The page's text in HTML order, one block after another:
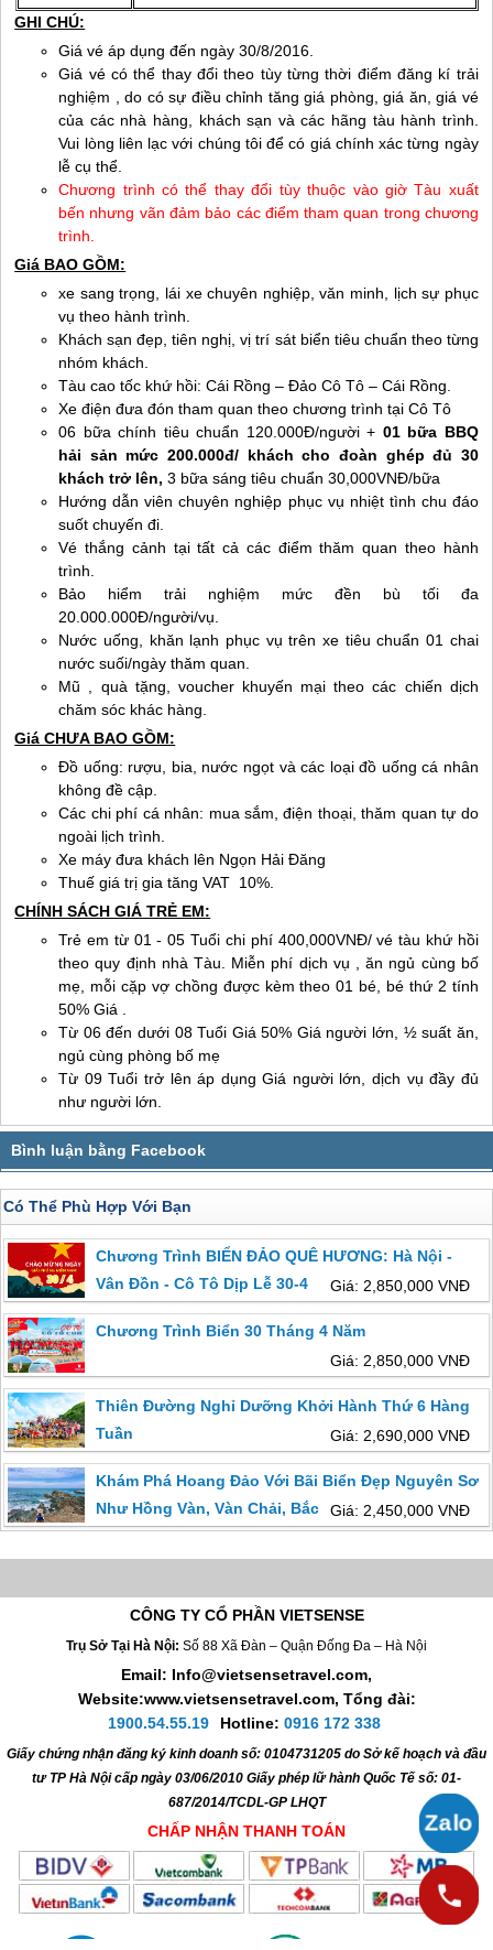
GHI CHÚ:
Giá vé áp dụng đến ngày 30/8/2016.
Giá vé có thể thay đổi theo tùy từng thời điểm đăng kí trải
nghiệm , do có sự điều chỉnh tăng giá phòng, giá ăn, giá vé
của các nhà hàng, khách sạn và các hãng tàu hành trình.
Vui lòng liên lạc với chúng tôi để có giá chính xác từng ngày
lễ cụ thể.
Chương trình có thể thay đổi tùy thuộc vào giờ Tàu xuất
bến nhưng vãn đảm bảo các điểm tham quan trong chương
trình.
Giá BAO GỒM:
xe sang trọng, lái xe chuyên nghiệp, văn minh, lịch sự phục
vụ theo hành trình.
Khách sạn đẹp, tiên nghị, vị trí sát biển tiêu chuẩn theo từng
nhóm khách.
Tàu cao tốc khứ hồi: Cái Rồng – ĐảoCô Tô – Cái Rồng.
Xe điện đưa đón tham quan theo chương trình tạiCô Tô
06 bữa chính tiêu chuẩn 120.000Đ/người + 01 bữa BBQ
hải sản mức 200.000đ/ khách cho đoàn ghép đủ 30
khách trở lên,3 bữa sáng tiêu chuẩn 30,000VNĐ/bữa
Hướng dẫn viên chuyên nghiệp phục vụ nhiệt tình chu đáo
suốt chuyến đi.
Vé thắng cảnh tại tất cả các điểm thăm quan theo hành
trình.
Bảo hiểm trải nghiệm mức đền bù tối đa
20.000.000Đ/người/vụ.
Nước uống, khăn lạnh phục vụ trên xe tiêu chuẩn 01 chai
nước suối/ngày thăm quan.
Mũ , quà tặng, voucher khuyến mại theo các chiến dịch
chăm sóc khác hàng.
Giá CHƯA BAO GỒM:
Đồ uống: rượu, bia, nước ngọt và các loại đồ uống cá nhân
không đề cập.
Các chi phí cá nhân: mua sắm, điện thoại, thăm quan tự do
ngoài lịch trình.
Xe máy đưa khách lên Ngọn Hải Đăng
Thuế giá trị gia tăng VAT 10%.
CHÍNH SÁCH GIÁ TRẺ EM:
Trẻ em từ 01 - 05 Tuổi chi phí 400,000VNĐ/ vé tàu khứ hồi
theo quy định nhà Tàu. Miễn phí dịch vụ , ăn ngủ cùng bố
mẹ, mỗi cặp vợ chồng được kèm theo 01 bé, bé thứ 2 tính
50% Giá .
Từ 06 đến dưới 08 Tuổi Giá 50% Giá người lớn, ½ suất ăn,
ngủ cùng phòng bố mẹ
Từ 09 Tuổi trở lên áp dụng Giá người lớn, dịch vụ đầy đủ
như người lớn.
Có Thể Phù Hợp Với Bạn
Chương Trình BIỂN ĐẢO QUÊ HƯƠNG: Hà Nội -
Vân Đồn - Cô Tô Dịp Lễ 30-4
Giá: 2,850,000 VNĐ
Chương Trình Biển 30 Tháng 4 Năm
Giá: 2,850,000 VNĐ
Thiên Đường Nghỉ Dưỡng Khởi Hành Thứ 6 Hàng
Tuần
Giá: 2,690,000 VNĐ
Khám Phá Hoang Đảo Với Bãi Biển Đẹp Nguyên Sơ
Như Hồng Vàn, Vàn Chải, Bắc Vàn, Vòm Si, Vụng
Ông Viên
Giá: 2,450,000 VNĐ
CÔNG TY CỔ PHẦN VIETSENSE
Trụ Sở Tại Hà Nội: Số 88 Xã Đàn – Quận Đống Đa – Hà Nội
Email: Info@vietsensetravel.com,
Website:www.vietsensetravel.com, Tổng đài:
1900.54.55.19
Hotline: 0916 172 338
Giấy chứng nhận đăng ký kinh doanh số: 0104731205 do Sở kế hoạch và đầu
tư TP Hà Nội cấp ngày 03/06/2010 Giấy phép lữ hành Quốc Tế số: 01-
687/2014/TCDL-GP LHQT
CHẤP NHẬN THANH TOÁN